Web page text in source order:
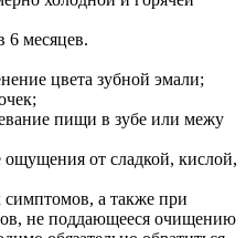
6 месяцев.
цвета зубной эмали;
пищи в зубе или межу
от сладкой, кислой,
а также при
не поддающееся очищению